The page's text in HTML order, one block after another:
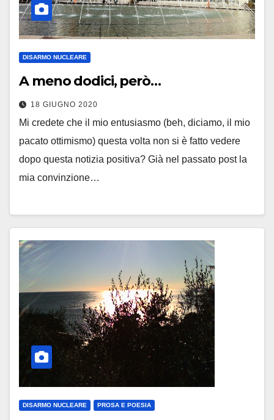
DISARMO NUCLEARE
A meno dodici, però…
18 GIUGNO 2020
Mi credete che il mio entusiasmo (beh, diciamo, il mio
pacato ottimismo) questa volta non si è fatto vedere
dopo questa notizia positiva? Già nel passato post la
mia convinzione…
DISARMO NUCLEARE PROSA E POESIA